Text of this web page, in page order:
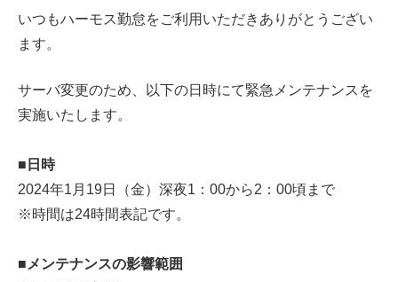
いつもハーモス勤怠をご利用いただきありがとうござい
ます。
サーバ変更のため、以下の日時にて緊急メンテナンスを
実施いたします。
■日時
2024年1月19日（金）深夜1：00から2：00頃まで
※時間は24時間表記です。
■メンテナンスの影響範囲